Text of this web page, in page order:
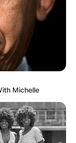
Michelle